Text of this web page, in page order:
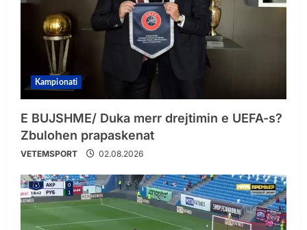
Kampionati
E BUJSHME/ Duka merr drejtimin e UEFA-s?
Zbulohen prapaskenat
VETEMSPORT 02.08.2026